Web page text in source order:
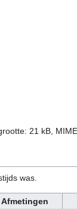
21 kB,
was.
Afmetingen